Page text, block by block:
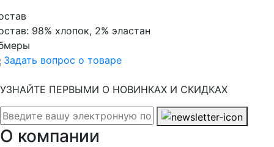
98% хлопок, 2% эластан
Задать вопрос о товаре
УЗНАЙТЕ ПЕРВЫМИ О НОВИНКАХ И СКИДКАХ
О компании